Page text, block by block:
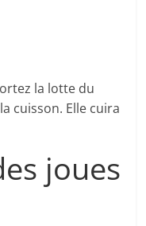
la lotte du
cuisson. Elle cuira
joues